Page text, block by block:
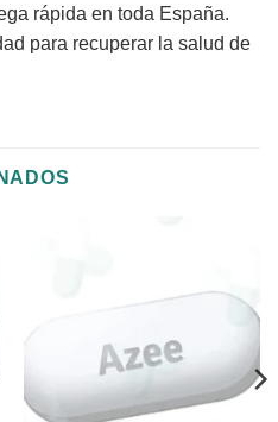
rápida en toda España.
para recuperar la salud de